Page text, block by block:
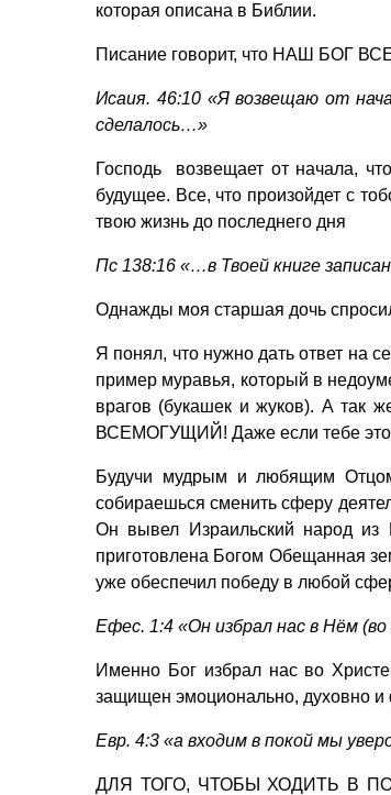
которая описана в Библии.
Писание говорит, что НАШ
Исаия. 46:10 «Я возвещаю от
сделалось…»
Господь возвещает от начала,
будущее. Все, что произойдет с
твою жизнь до последнего дня
Пс 138:16 «…в Твоей книге
Однажды моя старшая дочь
Я понял, что нужно дать ответ на
пример муравья, который в
врагов (букашек и жуков). А так
ВСЕМОГУЩИЙ! Даже если тебе это
Будучи мудрым и любящим
собираешься сменить сферу
Он вывел Израильский народ
приготовлена Богом Обещанная
уже обеспечил победу в любой
Ефес. 1:4 «Он избрал нас в Нём
Именно Бог избрал нас во
защищен эмоционально, духовно и
Евр. 4:3 «а входим в покой мы
ДЛЯ ТОГО, ЧТОБЫ ХОДИТЬ В